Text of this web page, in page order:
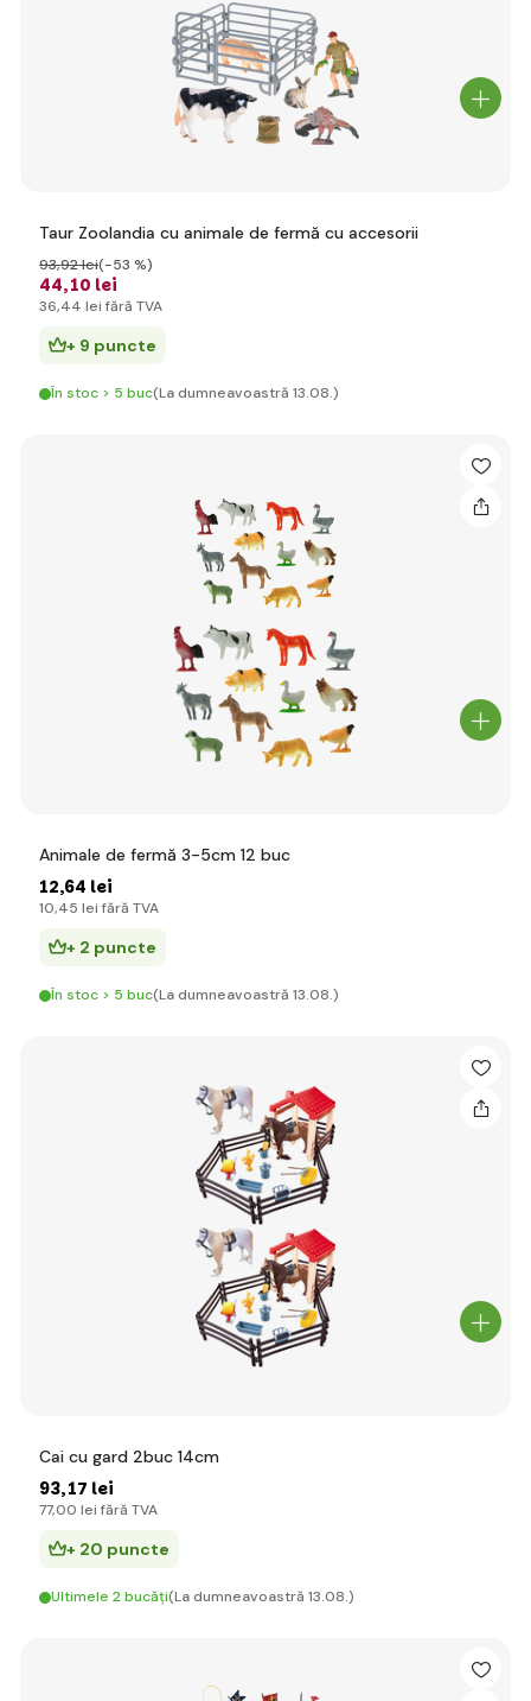
Taur Zoolandia cu animale de fermă cu accesorii
44,10 lei
93,92 lei(-53 %)
36,44 lei fără TVA
+ 9 puncte
În stoc > 5 buc(La dumneavoastră 13.08.)
Animale de fermă 3-5cm 12 buc
12,64 lei
10,45 lei fără TVA
+ 2 puncte
În stoc > 5 buc(La dumneavoastră 13.08.)
Cai cu gard 2buc 14cm
93,17 lei
77,00 lei fără TVA
+ 20 puncte
Ultimele 2 bucăți(La dumneavoastră 13.08.)